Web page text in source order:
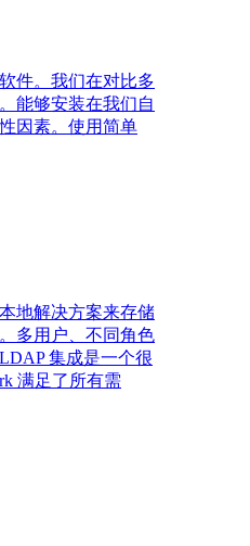
件。我们在对比多
能够安装在我们自
因素。使用简单
地解决方案来存储
多用户、不同角色
集成是一个很
满足了所有需